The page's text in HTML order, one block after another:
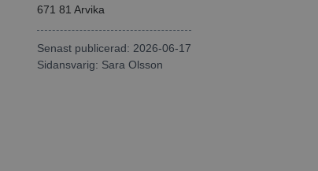
671 81 Arvika
Senast publicerad: 2026-06-17
Sidansvarig: Sara Olsson